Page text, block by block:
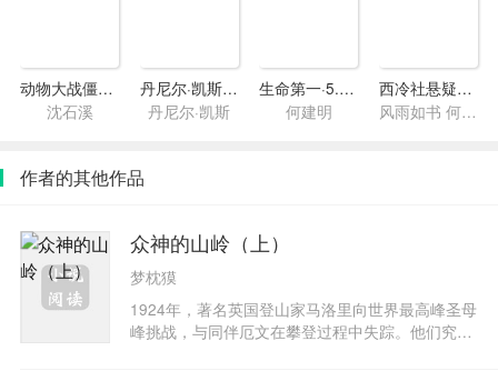
动物大战僵尸2·鲜花监狱
沈石溪
丹尼尔·凯斯中短篇作品
丹尼尔·凯斯
生命第一·5.12大地震现场纪实
何建明
西冷社悬疑典藏·第一季
风雨如书 何许人 辛欣 喂小饱 花布
作者的其他作品
众神的山岭（上）
梦枕獏
1924年，著名英国登山家马洛里向世界最高峰圣母
峰挑战，与同伴厄文在攀登过程中失踪。他们究竟